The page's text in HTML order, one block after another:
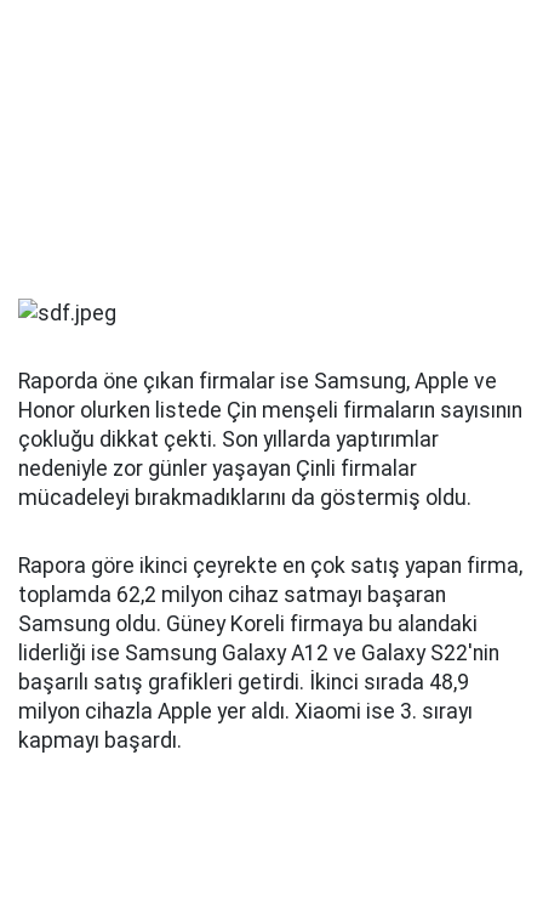
Raporda öne çıkan firmalar ise Samsung, Apple ve
Honor olurken listede Çin menşeli firmaların sayısının
çokluğu dikkat çekti. Son yıllarda yaptırımlar
nedeniyle zor günler yaşayan Çinli firmalar
mücadeleyi bırakmadıklarını da göstermiş oldu.
Rapora göre ikinci çeyrekte en çok satış yapan firma,
toplamda 62,2 milyon cihaz satmayı başaran
Samsung oldu. Güney Koreli firmaya bu alandaki
liderliği ise Samsung Galaxy A12 ve Galaxy S22'nin
başarılı satış grafikleri getirdi. İkinci sırada 48,9
milyon cihazla Apple yer aldı. Xiaomi ise 3. sırayı
kapmayı başardı.